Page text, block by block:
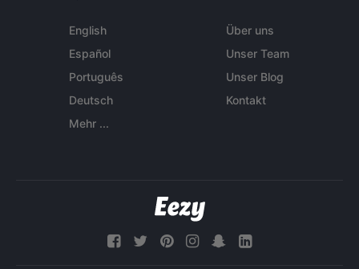
English
Español
Português
Deutsch
Mehr ...
Über uns
Unser Team
Unser Blog
Kontakt